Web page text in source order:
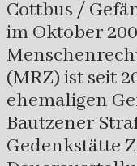
Cottbus /
im Oktober
(MRZ) ist seit
ehemaligen
Bautzener
Gedenkstätte